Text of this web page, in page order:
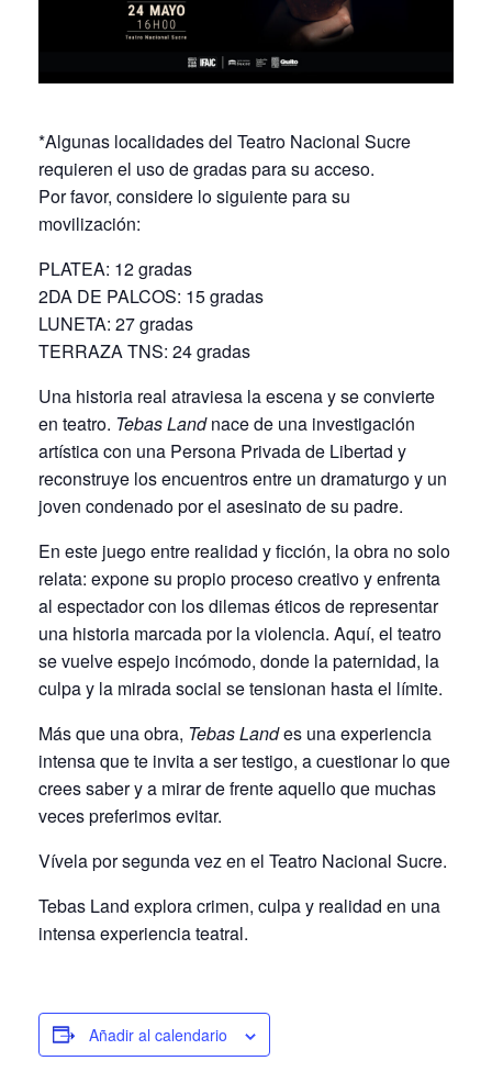
*Algunas localidades del Teatro Nacional Sucre
requieren el uso de gradas para su acceso.
Por favor, considere lo siguiente para su
movilización:
PLATEA: 12 gradas
2DA DE PALCOS: 15 gradas
LUNETA: 27 gradas
TERRAZA TNS: 24 gradas
Una historia real atraviesa la escena y se convierte
en teatro. Tebas Landnace de una investigación
artística con una Persona Privada de Libertad y
reconstruye los encuentros entre un dramaturgo y un
joven condenado por el asesinato de su padre.
En este juego entre realidad y ficción, la obra no solo
relata: expone su propio proceso creativo y enfrenta
al espectador con los dilemas éticos de representar
una historia marcada por la violencia. Aquí, el teatro
se vuelve espejo incómodo, donde la paternidad, la
culpa y la mirada social se tensionan hasta el límite.
Más que una obra, Tebas Landes una experiencia
intensa que te invita a ser testigo, a cuestionar lo que
crees saber y a mirar de frente aquello que muchas
veces preferimos evitar.
Vívela por segunda vez en el Teatro Nacional Sucre.
Tebas Land explora crimen, culpa y realidad en una
intensa experiencia teatral.
Añadir al calendario